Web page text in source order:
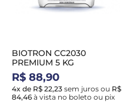
BIOTRON CC2030
PREMIUM 5 KG
R$ 88,90
4x de R$ 22,23 sem juros ou R$
84,46 à vista no boleto ou pix